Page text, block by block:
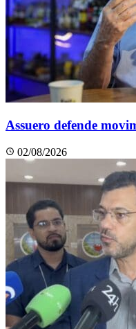
Assuero defende
02/08/2026